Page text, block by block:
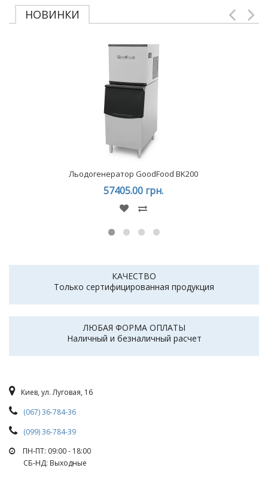
НОВИНКИ
Льодогенератор GoodFood BK200
57405.00 грн.
КАЧЕСТВО
Только сертифицированная продукция
ЛЮБАЯ ФОРМА ОПЛАТЫ
Наличный и безналичный расчет
Киев, ул. Луговая, 16
(067) 36-784-36
(099) 36-784-39
ПН-ПТ: 09:00 - 18:00
СБ-НД: Выходные